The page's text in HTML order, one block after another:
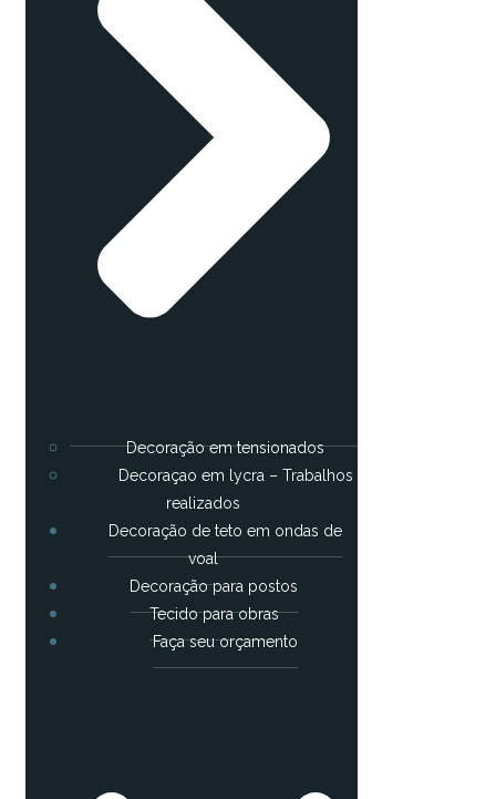
Decoração em tensionados
Decoraçao em lycra – Trabalhos
realizados
Decoração de teto em ondas de
voal
Decoração para postos
Tecido para obras
Faça seu orçamento